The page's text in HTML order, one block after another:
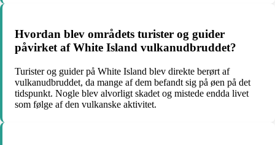
Hvordan blev områdets turister og guider
påvirket af White Island vulkanudbruddet?
Turister og guider på White Island blev direkte berørt af
vulkanudbruddet, da mange af dem befandt sig på øen på det
tidspunkt. Nogle blev alvorligt skadet og mistede endda livet
som følge af den vulkanske aktivitet.